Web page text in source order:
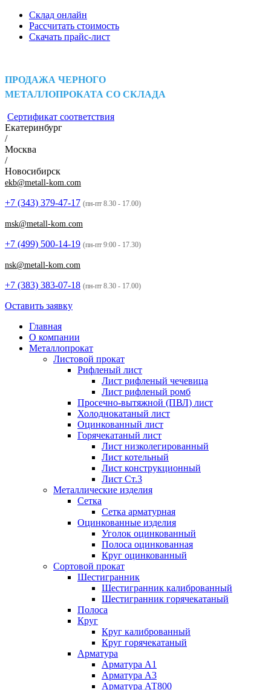
Склад онлайн
Рассчитать стоимость
Скачать прайс-лист
ПРОДАЖА ЧЕРНОГО
МЕТАЛЛОПРОКАТА СО СКЛАДА
Сертификат соответствия
Екатеринбург
/
Москва
/
Новосибирск
ekb@metall-kom.com
+7 (343) 379-47-17 (пн-пт 8.30 - 17.00)
msk@metall-kom.com
+7 (499) 500-14-19 (пн-пт 9:00 - 17.30)
nsk@metall-kom.com
+7 (383) 383-07-18 (пн-пт 8.30 - 17.00)
Оставить заявку
Главная
О компании
Металлопрокат
Листовой прокат
Рифленый лист
Лист рифленый чечевица
Лист рифленый ромб
Просечно-вытяжной (ПВЛ) лист
Холоднокатаный лист
Оцинкованный лист
Горячекатаный лист
Лист низколегированный
Лист котельный
Лист конструкционный
Лист Ст.3
Металлические изделия
Сетка
Сетка арматурная
Оцинкованные изделия
Уголок оцинкованный
Полоса оцинкованная
Круг оцинкованный
Сортовой прокат
Шестигранник
Шестигранник калиброванный
Шестигранник горячекатаный
Полоса
Круг
Круг калиброванный
Круг горячекатаный
Арматура
Арматура А1
Арматура А3
Арматура АТ800